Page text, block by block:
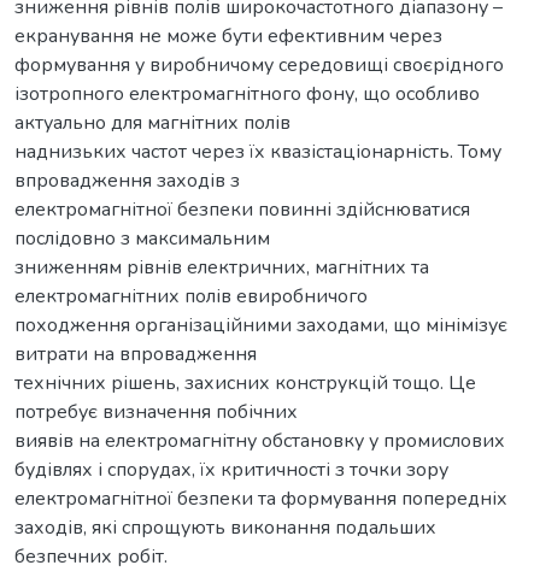
зниження рівнів полів широкочастотного діапазону –
екранування не може бути ефективним через
формування у виробничому середовищі своєрідного
ізотропного електромагнітного фону, що особливо
актуально для магнітних полів
наднизьких частот через їх квазістаціонарність. Тому
впровадження заходів з
електромагнітної безпеки повинні здійснюватися
послідовно з максимальним
зниженням рівнів електричних, магнітних та
електромагнітних полів евиробничого
походження організаційними заходами, що мінімізує
витрати на впровадження
технічних рішень, захисних конструкцій тощо. Це
потребує визначення побічних
виявів на електромагнітну обстановку у промислових
будівлях і спорудах, їх критичності з точки зору
електромагнітної безпеки та формування попередніх
заходів, які спрощують виконання подальших
безпечних робіт.